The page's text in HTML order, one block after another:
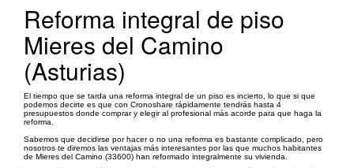
Reforma integral de piso
Mieres del Camino
(Asturias)
El tiempo que se tarda una reforma integral de un piso es incierto, lo que si que
podemos decirte es que con Cronoshare rápidamente tendrás hasta 4
presupuestos donde comprar y elegir al profesional más acorde para que haga la
reforma.
Sabemos que decidirse por hacer o no una reforma es bastante complicado, pero
nosotros te diremos las ventajas más interesantes por las que muchos habitantes
de Mieres del Camino (33600) han reformado integralmente su vivienda.